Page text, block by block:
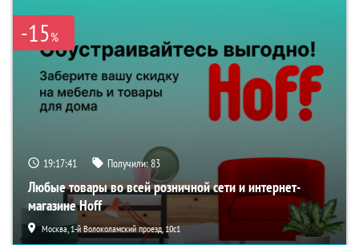
-15%
19:17:41 Получили:83
Любые товары во всей розничной сети и интернет-
магазине Hoff
Москва, 1-й Волоколамский проезд, 10с1